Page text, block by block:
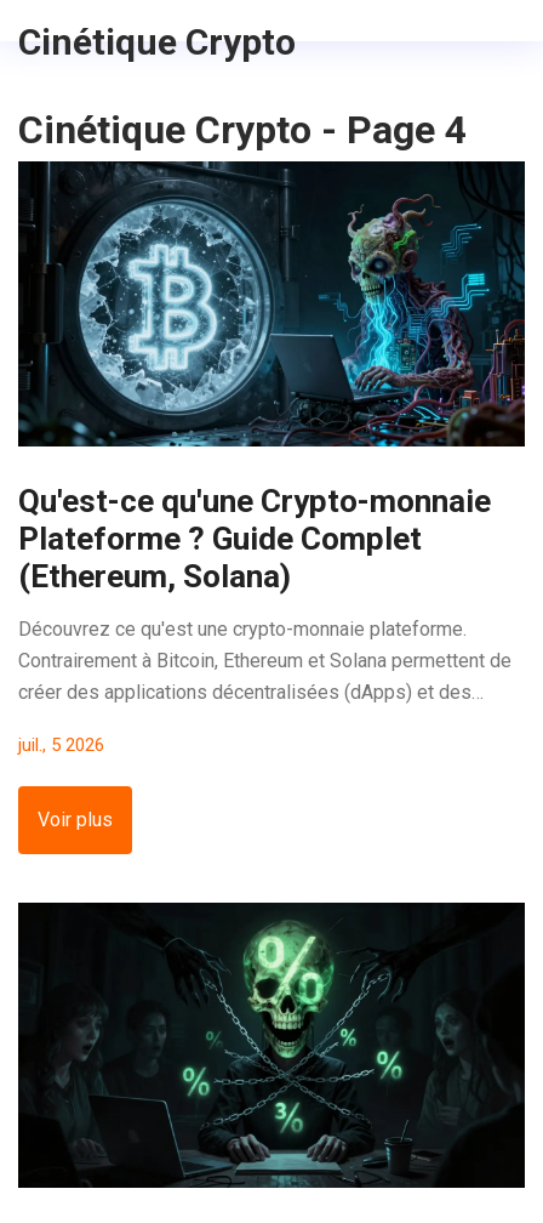
Cinétique Crypto
Cinétique Crypto - Page 4
Qu'est-ce qu'une Crypto-monnaie
Plateforme ? Guide Complet
(Ethereum, Solana)
Découvrez ce qu'est une crypto-monnaie plateforme.
Contrairement à Bitcoin, Ethereum et Solana permettent de
créer des applications décentralisées (dApps) et des
juil., 5 2026
Voir plus